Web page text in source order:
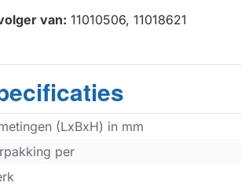
van: 11010506, 11018621
(LxBxH) in mm
per